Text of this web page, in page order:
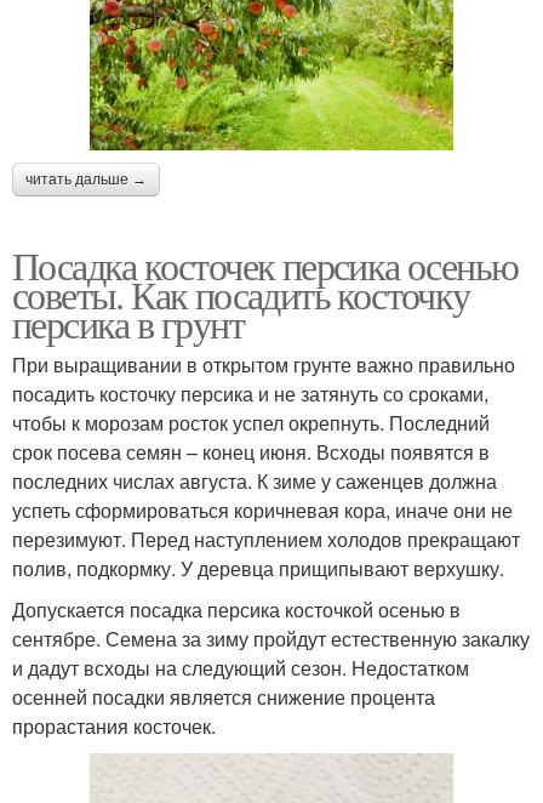
читать дальше →
Посадка косточек персика осенью
советы. Как посадить косточку
персика в грунт
При выращивании в открытом грунте важно правильно
посадить косточку персика и не затянуть со сроками,
чтобы к морозам росток успел окрепнуть. Последний
срок посева семян – конец июня. Всходы появятся в
последних числах августа. К зиме у саженцев должна
успеть сформироваться коричневая кора, иначе они не
перезимуют. Перед наступлением холодов прекращают
полив, подкормку. У деревца прищипывают верхушку.
Допускается посадка персика косточкой осенью в
сентябре. Семена за зиму пройдут естественную закалку
и дадут всходы на следующий сезон. Недостатком
осенней посадки является снижение процента
прорастания косточек.